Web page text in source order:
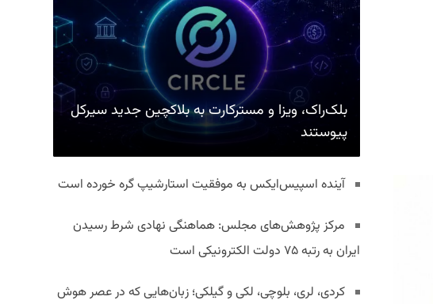
بلک‌راک، ویزا و مسترکارت به بلاکچین جدید سیرکل
پیوستند
آینده اسپیس‌ایکس به موفقیت استارشیپ گره خورده است
مرکز پژوهش‌های مجلس: هماهنگی نهادی شرط رسیدن
ایران به رتبه ۷۵ دولت الکترونیکی است
کردی، لری، بلوچی، لکی و گیلکی؛ زبان‌هایی که در عصر هوش